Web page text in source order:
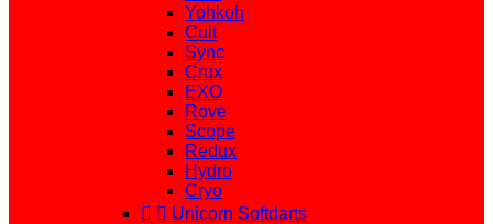
Yohkoh
Cult
Sync
Crux
EXO
Rove
Scope
Redux
Hydro
Cryo
  Unicorn Softdarts